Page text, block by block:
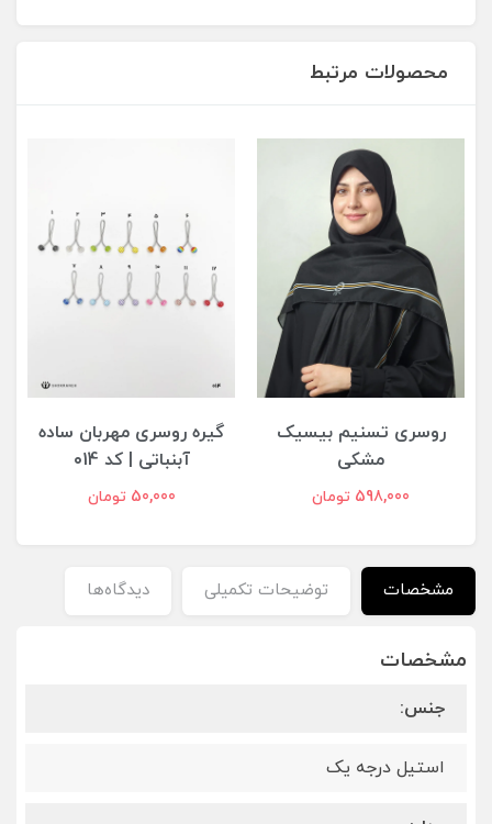
محصولات مرتبط
روسری تسنیم بیسیک
مشکی
598,000 تومان
گیره روسری مهربان ساده
آبنباتی | کد ۰14
50,000 تومان
مشخصات توضیحات تکمیلی دیدگاه‌ها
مشخصات
جنس:
استیل درجه یک